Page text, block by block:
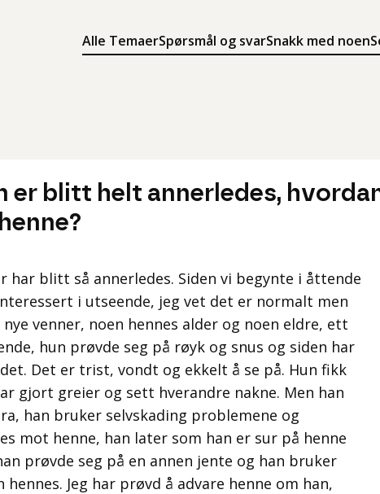
Alle TemaerSpørsmål og svarSnakk med noen
Søk
Meny
er blitt helt annerledes,
har blitt så annerledes. Siden vi begynte i åttende
i utseende, jeg vet det er normalt men
venner, noen hennes alder og noen eldre, ett
hun prøvde seg på røyk og snus og siden har
Det er trist, vondt og ekkelt å se på. Hun fikk
gjort greier og sett hverandre nakne. Men han
han bruker selvskading problemene og
mot henne, han later som han er sur på henne
prøvde seg på en annen jente og han bruker
Jeg har prøvd å advare henne om han,